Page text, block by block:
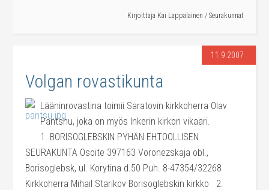
Kirjoittaja Kai Lappalainen / Seurakunnat
11.9.2007
Volgan rovastikunta
Lääninrovastina toimii Saratovin kirkkoherra Olav
Pantshu, joka on myös Inkerin kirkon vikaari.
1. BORISOGLEBSKIN PYHÄN EHTOOLLISEN
SEURAKUNTA Osoite 397163 Voronezskaja obl.,
Borisoglebsk, ul. Korytina d.50 Puh. 8-47354/32268
Kirkkoherra Mihail Starikov Borisoglebskin kirkko 2.